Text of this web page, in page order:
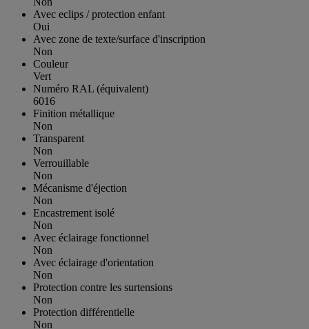
Avec eclips / protection enfant
Oui
Avec zone de texte/surface d'inscription
Non
Couleur
Vert
Numéro RAL (équivalent)
6016
Finition métallique
Non
Transparent
Non
Verrouillable
Non
Mécanisme d'éjection
Non
Encastrement isolé
Non
Avec éclairage fonctionnel
Non
Avec éclairage d'orientation
Non
Protection contre les surtensions
Non
Protection différentielle
Non